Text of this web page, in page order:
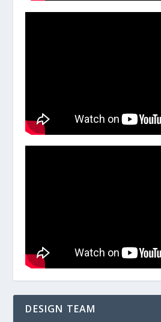
DESIGN TEAM